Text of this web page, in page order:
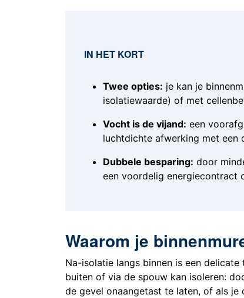
IN HET KORT
Twee opties: je kan je
isolatiewaarde) of met
Vocht is de vijand: een
luchtdichte afwerking met een
Dubbele besparing: door
een voordelig energiecontract
Waarom je
Na-isolatie langs binnen is een
buiten of via de spouw kan isoleren:
de gevel onaangetast te laten, of als je